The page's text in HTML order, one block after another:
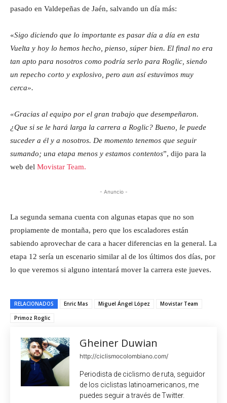
pasado en Valdepeñas de Jaén, salvando un día más:
«Sigo diciendo que lo importante es pasar día a día en esta
Vuelta y hoy lo hemos hecho, pienso, súper bien. El final no era
tan apto para nosotros como podría serlo para Roglic, siendo
un repecho corto y explosivo, pero aun así estuvimos muy
cerca».
«Gracias al equipo por el gran trabajo que desempeñaron.
¿Que si se le hará larga la carrera a Roglic? Bueno, le puede
suceder a él y a nosotros. De momento tenemos que seguir
sumando; una etapa menos y estamos contentos”, dijo para la
web del Movistar Team.
- Anuncio -
La segunda semana cuenta con algunas etapas que no son
propiamente de montaña, pero que los escaladores están
sabiendo aprovechar de cara a hacer diferencias en la general. La
etapa 12 sería un escenario similar al de los últimos dos días, por
lo que veremos si alguno intentará mover la carrera este jueves.
RELACIONADOS Enric Mas Miguel Ángel López
Movistar Team
Primoz Roglic
Gheiner Duwian
http://ciclismocolombiano.com/
Periodista de ciclismo de ruta, seguidor
de los ciclistas latinoamericanos, me
puedes seguir a través de Twitter.